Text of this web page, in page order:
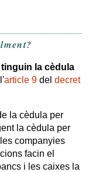
la cèdula
article 9del decret
la cèdula per
la cèdula per
companyies
facin el
i les caixes la